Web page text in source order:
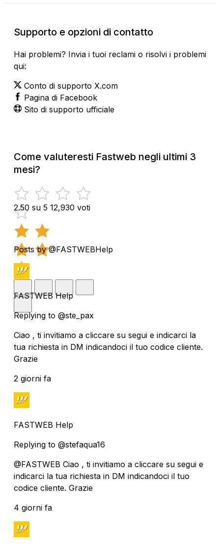
Supporto e opzioni di contatto
Hai problemi? Invia i tuoi reclami o risolvi i problemi
qui:
Conto di supporto X.com
Pagina di Facebook
Sito di supporto ufficiale
Come valuteresti Fastweb negli ultimi 3
mesi?
2.50 su 5 12,930 voti
Posts by @FASTWEBHelp
FASTWEB Help
Replying to @ste_pax
Ciao , ti invitiamo a cliccare su segui e indicarci la
tua richiesta in DM indicandoci il tuo codice cliente.
Grazie
2 giorni fa
FASTWEB Help
Replying to @stefaqua16
@FASTWEB Ciao , ti invitiamo a cliccare su segui e
indicarci la tua richiesta in DM indicandoci il tuo
codice cliente. Grazie
4 giorni fa